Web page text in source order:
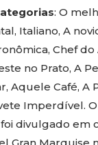
: O
Italiano, A
Chef
no Prato, A
Aquele Café, A
Imperdível.
divulgado em